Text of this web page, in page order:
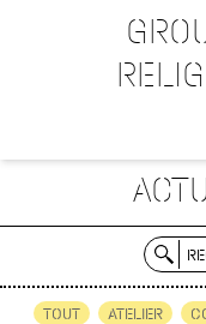
TOUT ATELIER